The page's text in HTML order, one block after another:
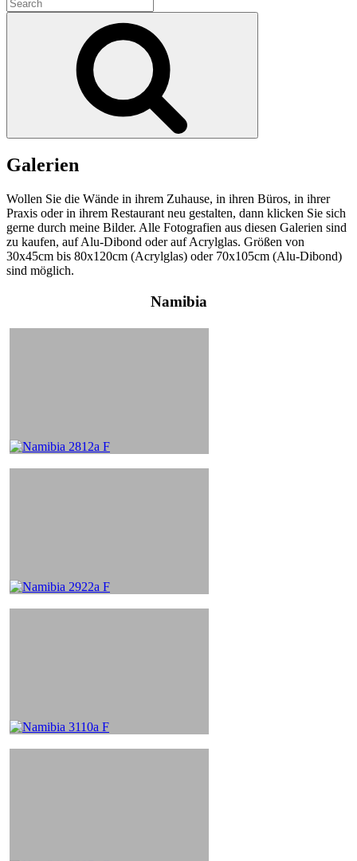
for:
Galerien
Wollen Sie die Wände in ihrem Zuhause, in ihren Büros, in ihrer
Praxis oder in ihrem Restaurant neu gestalten, dann klicken Sie sich
gerne durch meine Bilder. Alle Fotografien aus diesen Galerien sind
zu kaufen, auf Alu-Dibond oder auf Acrylglas. Größen von
30x45cm bis 80x120cm (Acrylglas) oder 70x105cm (Alu-Dibond)
sind möglich.
Namibia